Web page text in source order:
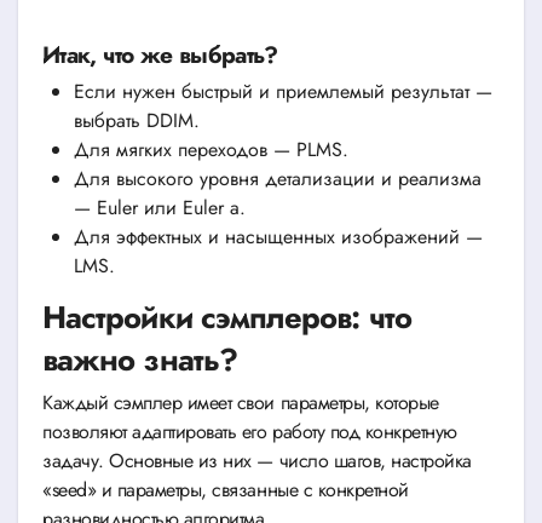
Итак, что же выбрать?
Если нужен быстрый и приемлемый результат —
выбрать DDIM.
Для мягких переходов — PLMS.
Для высокого уровня детализации и реализма
— Euler или Euler a.
Для эффектных и насыщенных изображений —
LMS.
Настройки сэмплеров: что
важно знать?
Каждый сэмплер имеет свои параметры, которые
позволяют адаптировать его работу под конкретную
задачу. Основные из них — число шагов, настройка
«seed» и параметры, связанные с конкретной